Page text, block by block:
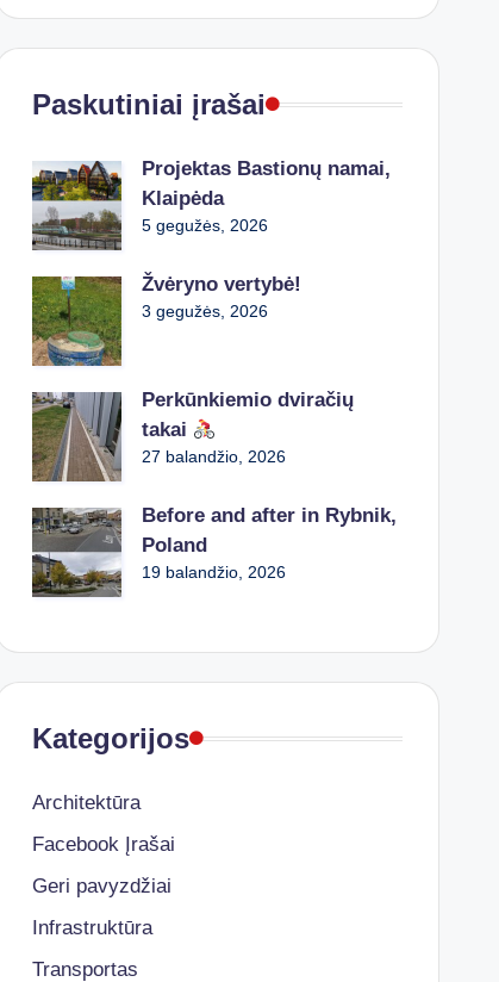
Paskutiniai įrašai
Projektas Bastionų namai,
Klaipėda
5 gegužės, 2026
Žvėryno vertybė!
3 gegužės, 2026
Perkūnkiemio dviračių
takai
27 balandžio, 2026
Before and after in Rybnik,
Poland
19 balandžio, 2026
Kategorijos
Architektūra
Facebook Įrašai
Geri pavyzdžiai
Infrastruktūra
Transportas